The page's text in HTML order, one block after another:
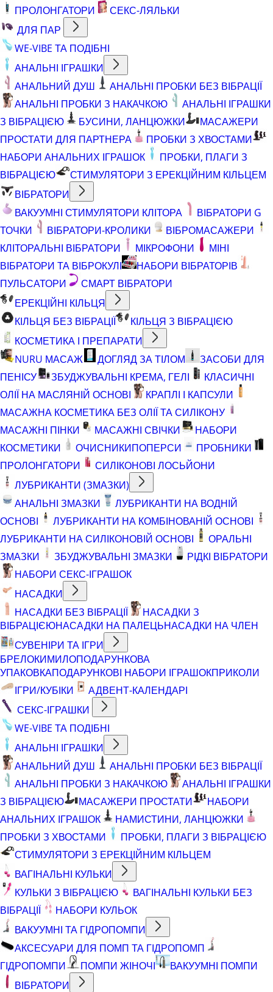
ПРОЛОНГАТОРИ
СЕКС-ЛЯЛЬКИ
ДЛЯ ПАР
WE-VIBE ТА ПОДІБНІ
АНАЛЬНІ ІГРАШКИ
АНАЛЬНИЙ ДУШ
АНАЛЬНІ ПРОБКИ БЕЗ ВІБРАЦІЇ
АНАЛЬНІ ПРОБКИ З НАКАЧКОЮ
АНАЛЬНІ ІГРАШКИ
З ВІБРАЦІЄЮ
БУСИНИ, ЛАНЦЮЖКИ
МАСАЖЕРИ
ПРОСТАТИ ДЛЯ ПАРТНЕРА
ПРОБКИ З ХВОСТАМИ
НАБОРИ АНАЛЬНИХ ІГРАШОК
ПРОБКИ, ПЛАГИ З
ВІБРАЦІЄЮ
СТИМУЛЯТОРИ З ЕРЕКЦІЙНИМ КІЛЬЦЕМ
ВІБРАТОРИ
ВАКУУМНІ СТИМУЛЯТОРИ КЛІТОРА
ВІБРАТОРИ G
ТОЧКИ
ВІБРАТОРИ-КРОЛИКИ
ВІБРОМАСАЖЕРИ
КЛІТОРАЛЬНІ ВІБРАТОРИ
МІКРОФОНИ
МІНІ
ВІБРАТОРИ ТА ВІБРОКУЛІ
НАБОРИ ВІБРАТОРІВ
ПУЛЬСАТОРИ
СМАРТ ВІБРАТОРИ
ЕРЕКЦІЙНІ КІЛЬЦЯ
КІЛЬЦЯ БЕЗ ВІБРАЦІЇ
КІЛЬЦЯ З ВІБРАЦІЄЮ
КОСМЕТИКА І ПРЕПАРАТИ
NURU МАСАЖ
ДОГЛЯД ЗА ТІЛОМ
ЗАСОБИ ДЛЯ
ПЕНІСУ
ЗБУДЖУВАЛЬНІ КРЕМА, ГЕЛІ
КЛАСИЧНІ
ОЛІЇ НА МАСЛЯНІЙ ОСНОВІ
КРАПЛІ І КАПСУЛИ
МАСАЖНА КОСМЕТИКА БЕЗ ОЛІЇ ТА СИЛІКОНУ
МАСАЖНІ ПІНКИ
МАСАЖНІ СВІЧКИ
НАБОРИ
КОСМЕТИКИ
ОЧИСНИКИПОПЕРСИ
ПРОБНИКИ
ПРОЛОНГАТОРИ
СИЛІКОНОВІ ЛОСЬЙОНИ
ЛУБРИКАНТИ (ЗМАЗКИ)
АНАЛЬНІ ЗМАЗКИ
ЛУБРИКАНТИ НА ВОДНІЙ
ОСНОВІ
ЛУБРИКАНТИ НА КОМБІНОВАНІЙ ОСНОВІ
ЛУБРИКАНТИ НА СИЛІКОНОВІЙ ОСНОВІ
ОРАЛЬНІ
ЗМАЗКИ
ЗБУДЖУВАЛЬНІ ЗМАЗКИ
РІДКІ ВІБРАТОРИ
НАБОРИ СЕКС-ІГРАШОК
НАСАДКИ
НАСАДКИ БЕЗ ВІБРАЦІЇ
НАСАДКИ З
ВІБРАЦІЄЮНАСАДКИ НА ПАЛЕЦЬНАСАДКИ НА ЧЛЕН
СУВЕНІРИ ТА ІГРИ
БРЕЛОКИМИЛОПОДАРУНКОВА
УПАКОВКАПОДАРУНКОВІ НАБОРИ ІГРАШОКПРИКОЛИ
ІГРИ/КУБІКИ
АДВЕНТ-КАЛЕНДАРІ
СЕКС-ІГРАШКИ
WE-VIBE ТА ПОДІБНІ
АНАЛЬНІ ІГРАШКИ
АНАЛЬНИЙ ДУШ
АНАЛЬНІ ПРОБКИ БЕЗ ВІБРАЦІЇ
АНАЛЬНІ ПРОБКИ З НАКАЧКОЮ
АНАЛЬНІ ІГРАШКИ
З ВІБРАЦІЄЮ
МАСАЖЕРИ ПРОСТАТИ
НАБОРИ
АНАЛЬНИХ ІГРАШОК
НАМИСТИНИ, ЛАНЦЮЖКИ
ПРОБКИ З ХВОСТАМИ
ПРОБКИ, ПЛАГИ З ВІБРАЦІЄЮ
СТИМУЛЯТОРИ З ЕРЕКЦІЙНИМ КІЛЬЦЕМ
ВАГІНАЛЬНІ КУЛЬКИ
КУЛЬКИ З ВІБРАЦІЄЮ
ВАГІНАЛЬНІ КУЛЬКИ БЕЗ
ВІБРАЦІЇ
НАБОРИ КУЛЬОК
ВАКУУМНІ ТА ГІДРОПОМПИ
АКСЕСУАРИ ДЛЯ ПОМП ТА ГІДРОПОМП
ГІДРОПОМПИ
ПОМПИ ЖІНОЧІ
ВАКУУМНІ ПОМПИ
ВІБРАТОРИ